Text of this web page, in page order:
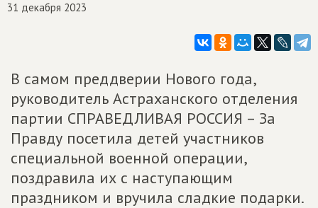
31 декабря 2023
В самом преддверии Нового года,
руководитель Астраханского отделения
партии СПРАВЕДЛИВАЯ РОССИЯ – За
Правду посетила детей участников
специальной военной операции,
поздравила их с наступающим
праздником и вручила сладкие подарки.